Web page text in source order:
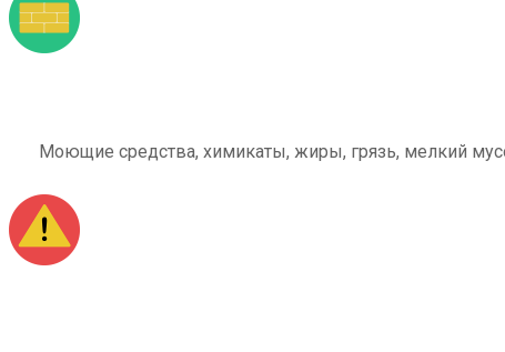
Моющие средства, химикаты, жиры, грязь, мелкий